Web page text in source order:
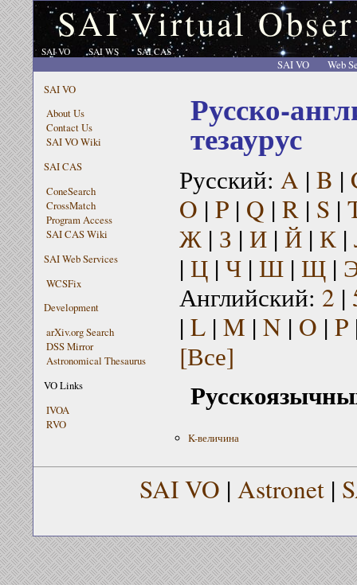
SAI Virtual
SAI VO SAI WS SAI CAS
SAI VO
Web
SAI VO
About Us
Contact Us
SAI VO Wiki
SAI CAS
ConeSearch
CrossMatch
Program Access
SAI CAS Wiki
SAI Web Services
WCSFix
Development
arXiv.org Search
DSS Mirror
Astronomical Thesaurus
VO Links
IVOA
RVO
Русско-
тезаурус
Русский: A | B |
O | P| Q | R| S |
Ж| З | И| Й| К|
| Ц| Ч| Ш| Щ|
Английский: 2 |
| L| M | N | O | P
[Все]
K-величина
SAI VO | Astronet |